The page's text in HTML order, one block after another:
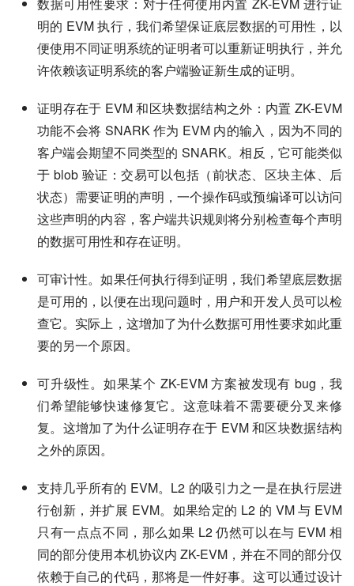
明的 EVM 执行，我们希望保证底层数据的可用性，以
便使用不同证明系统的证明者可以重新证明执行，并允
许依赖该证明系统的客户端验证新生成的证明。
证明存在于 EVM 和区块数据结构之外：内置 ZK-EVM
功能不会将 SNARK 作为 EVM 内的输入，因为不同的
客户端会期望不同类型的 SNARK。相反，它可能类似
于 blob 验证：交易可以包括（前状态、区块主体、后
状态）需要证明的声明，一个操作码或预编译可以访问
这些声明的内容，客户端共识规则将分别检查每个声明
的数据可用性和存在证明。
可审计性。如果任何执行得到证明，我们希望底层数据
是可用的，以便在出现问题时，用户和开发人员可以检
查它。实际上，这增加了为什么数据可用性要求如此重
要的另一个原因。
可升级性。如果某个 ZK-EVM 方案被发现有 bug，我
们希望能够快速修复它。这意味着不需要硬分叉来修
复。这增加了为什么证明存在于 EVM 和区块数据结构
之外的原因。
支持几乎所有的 EVM。L2 的吸引力之一是在执行层进
行创新，并扩展 EVM。如果给定的 L2 的 VM 与 EVM
只有一点点不同，那么如果 L2 仍然可以在与 EVM 相
同的部分使用本机协议内 ZK-EVM，并在不同的部分仅
依赖于自己的代码，那将是一件好事。这可以通过设计